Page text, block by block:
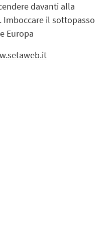
davanti alla
Imboccare il sottopasso
Europa